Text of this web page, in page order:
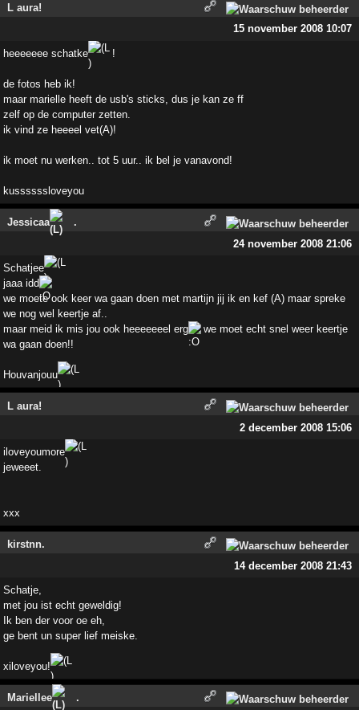
L aura!
15 november 2008 10:07
heeeeeee schatke !
de fotos heb ik!
maar marielle heeft de usb's sticks, dus je kan ze ff
zelf op de computer zetten.
ik vind ze heeeel vet(A)!
ik moet nu werken.. tot 5 uur.. ik bel je vanavond!
kussssssloveyou
Jessicaa
.
24 november 2008 21:06
Schatjee
jaaa idd
we moete ook keer wa gaan doen met martijn jij ik en kef (A) maar spreke
we nog wel keertje af..
maar meid ik mis jou ook heeeeeeel erg
we moet echt snel weer keertje
wa gaan doen!!
Houvanjouu
L aura!
2 december 2008 15:06
iloveyoumore
jeweeet.
xxx
kirstnn.
14 december 2008 21:43
Schatje,
met jou ist echt geweldig!
Ik ben der voor oe eh,
ge bent un super lief meiske.
xiloveyou!
Mariellee
.